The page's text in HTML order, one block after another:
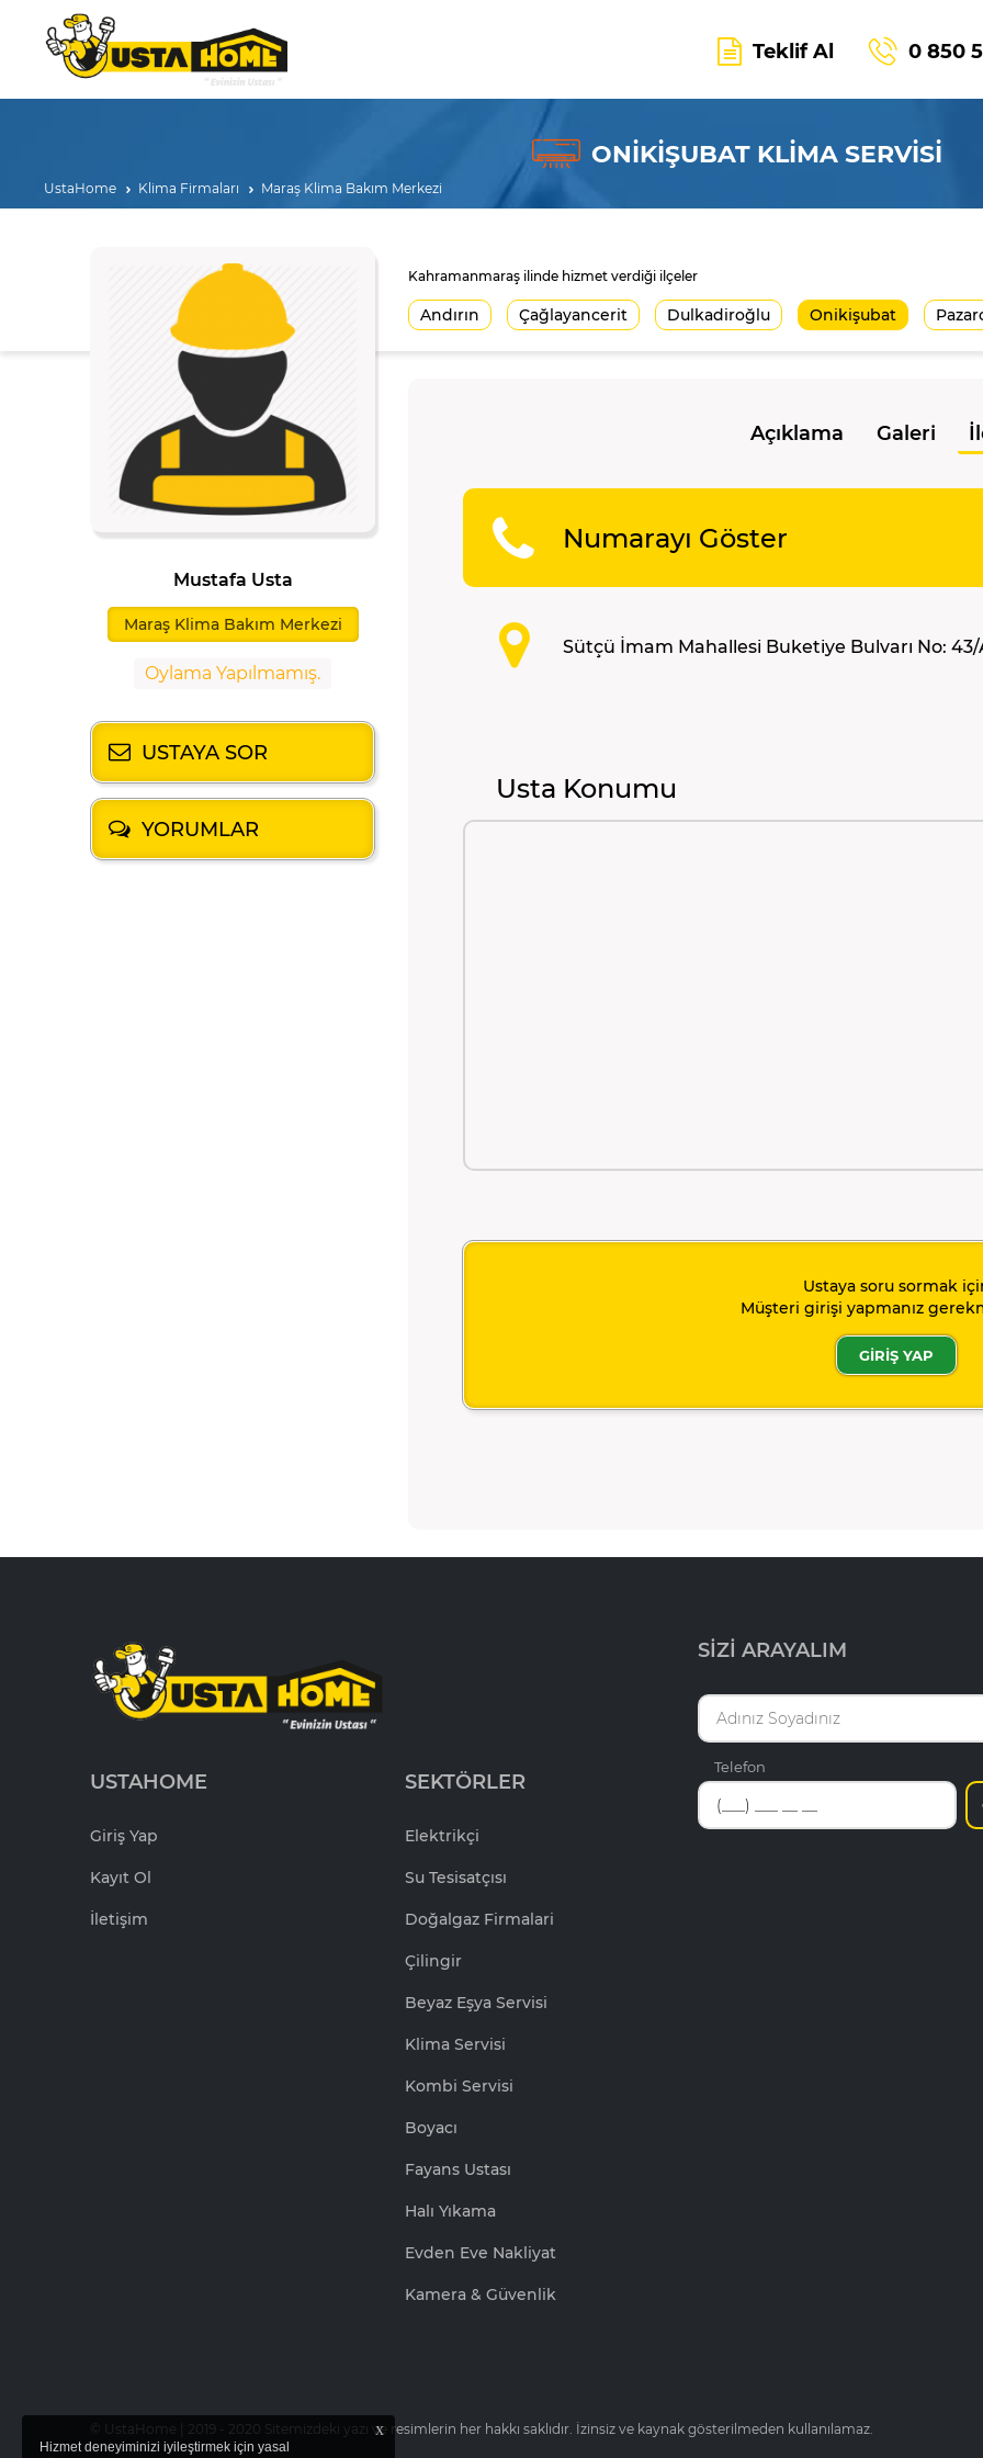
Teklif Al 0 850
ONİKİŞUBAT KLİMA SERVİSİ
UstaHome Klima Firmaları Maraş Klima Bakım Merkezi
Mustafa Usta
Maraş Klima Bakım Merkezi
Oylama Yapılmamış.
USTAYA SOR
YORUMLAR
Kahramanmaraş ilinde hizmet verdiği ilçeler
Andırın Çağlayancerit Dulkadiroğlu Onikişubat
Açıklama Galeri
Numarayı Göster
Sütçü İmam Mahallesi Buketiye Bulvarı No: 43/
Usta Konumu
Ustaya soru sormak
Müşteri girişi yapmanız
GİRİŞ YAP
x
Hizmet deneyiminizi iyileştirmek için yasal
USTAHOME
Giriş Yap
Kayıt Ol
İletişim
SEKTÖRLER
Elektrikçi
Su Tesisatçısı
Doğalgaz Firmalari
Çilingir
Beyaz Eşya Servisi
Klima Servisi
Kombi Servisi
Boyacı
Fayans Ustası
Halı Yıkama
Evden Eve Nakliyat
Kamera & Güvenlik
SİZİ ARAYALIM
Telefon
© UstaHome | 2019 - 2020 Sitemizdeki yazı ve resimlerin her hakkı saklıdır. İzinsiz ve kaynak gösterilmeden kullanılamaz.